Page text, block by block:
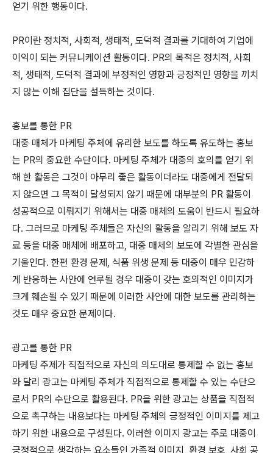
얻기 위한 행동이다.
PR이란 정치적, 사회적, 생태적, 도덕적 결과를 기대하여 기업에
이익이 되는 커뮤니케이션 활동이다. PR의 목적은 정치적, 사회
적, 생태적, 도덕적 결과에 부정적인 영향과 긍정적인 영향을 끼치
지 않는 이해 집단을 설득하는 것이다.
홍보를 통한 PR
대중 매체가 마케팅 주체에 유리한 보도를 하도록 유도하는 홍보
는 PR의 중요한 수단이다. 마케팅 주체가 대중의 호의를 얻기 위
해 한 활동은 그것이 아무리 좋은 활동이더라도 대중에게 전달되
지 않으면 그 목적이 달성되지 않기 때문에 대부분의 PR 활동이
성공적으로 이뤄지기 위해서는 대중 매체의 도움이 반드시 필요하
다. 그러므로 마케팅 주체들은 자신의 활동을 알리기 위해 보도 자
료 등을 대중 매체에 배포하고, 대중 매체의 보도에 각별한 관심을
기울인다. 한편 환경 문제, 식품 위생 문제 등 대중이 매우 민감하
게 반응하는 사안에 연루될 경우 대중이 갖는 호의적인 이미지가
크게 훼손될 수 있기 때문에 이러한 사안에 대한 보도를 관리하는
것도 매우 중요한 문제이다.
광고를 통한 PR
마케팅 주제가 직접적으로 자신의 의도대로 통제할 수 없는 홍보
와 달리 광고는 마케팅 주체가 직접적으로 통제할 수 있는 수단으
로서 PR의 수단으로 활용된다. PR을 위한 광고는 상품을 직접적
으로 촉구하는 내용보다는 마케팅 주체의 긍정적인 이미지를 제고
하기 위한 내용으로 구성된다. 이러한 이미지 광고는 주로 대중이
긍정적으로 생각하는 요소들인 가족적 이미지, 환경 보호, 사회 공